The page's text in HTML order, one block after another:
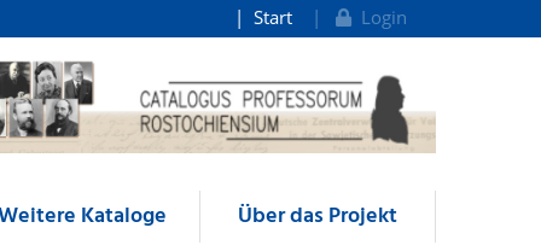
Start Login
Kataloge Über das Projekt